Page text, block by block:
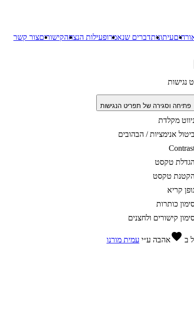
עיתונותדברים שנאמרופעילות הנצחהקישוריםצור קשר
נגישות
פתיחה וסגירה של תפריט הנגישות
מקלדת
ביטול אנימציות / הבהובים
הגדלת טקסט
הקטנת טקסט
קריא
כותרות
קישורים ולחצנים
ב favoriteאהבה ע״י עמית מורנו